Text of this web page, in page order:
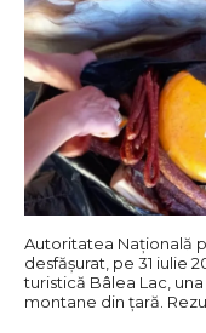
Autoritatea Națională
desfășurat, pe 31 iulie
turistică Bâlea Lac,
montane din țară.